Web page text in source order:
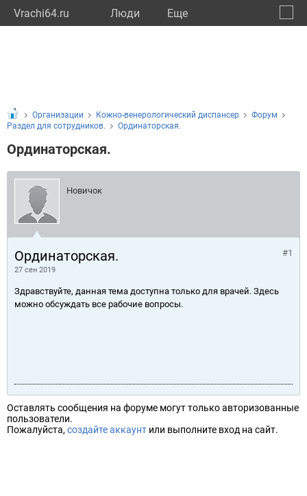
Vrachi64.ru Люди Eще
Организации Кожно-венерологический диспансер
Форум
Раздел для сотрудников.
Ординаторская.
Ординаторская.
Новичок
Ординаторская.
27 сен 2019
#1
Здравствуйте, данная тема доступна только для врачей. Здесь
можно обсуждать все рабочие вопросы.
Оставлять сообщения на форуме могут только авторизованные
пользователи.
Пожалуйста, создайте аккаунт или выполните вход на сайт.